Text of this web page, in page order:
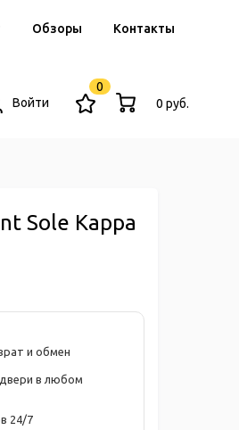
Обзоры Контакты
Войти
0
0 руб.
Sole Kappa
и обмен
в любом
24/7